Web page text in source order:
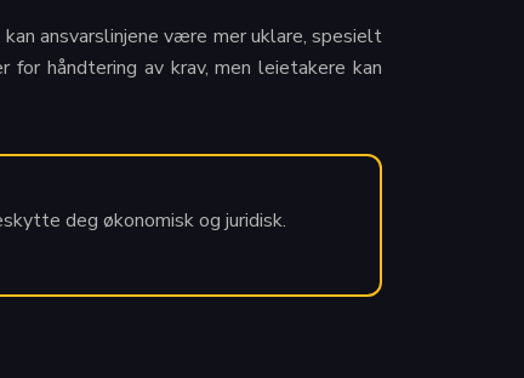
ansvarslinjene være mer uklare, spesielt
håndtering av krav, men leietakere kan
deg økonomisk og juridisk.